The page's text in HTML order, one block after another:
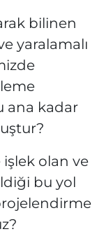
bilinen
yaralamalı
ana kadar
işlek olan ve
bu yol